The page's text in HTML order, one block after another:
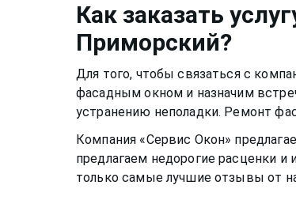
материала рамы или резину.
окноможет прослужить вам
Как заказать
Приморский?
Для того, чтобы связаться с
фасадным окном и назначим
устранению неполадки. Ремонт
Компания «Сервис Окон»
предлагаем недорогие расценки
только самые лучшие отзывы от